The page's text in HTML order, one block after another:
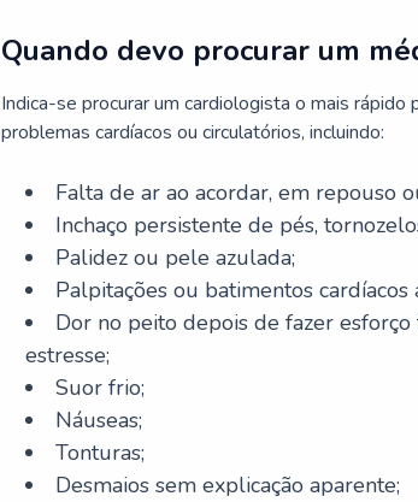
Quando devo procurar um
Indica-se procurar um cardiologista o mais
problemas cardíacos ou circulatórios, incluindo:
Falta de ar ao acordar, em repouso
Inchaço persistente de pés,
Palidez ou pele azulada;
Palpitações ou batimentos
Dor no peito depois de fazer
estresse;
Suor frio;
Náuseas;
Tonturas;
Desmaios sem explicação aparente;